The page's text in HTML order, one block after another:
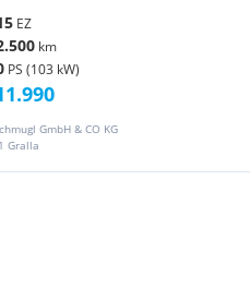
EZ
km
PS (103 kW)
GmbH & CO KG
Gralla